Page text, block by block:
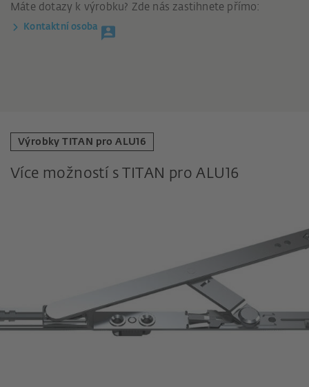
Máte dotazy k výrobku? Zde nás zastihnete přímo:
Kontaktní osoba
Výrobky TITAN pro ALU16
Více možností s TITAN pro ALU16